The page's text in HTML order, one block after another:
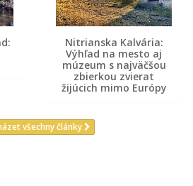
Nitrianska Kalvária:
Výhľad na mesto aj
múzeum s najväčšou
zbierkou zvierat
žijúcich mimo Európy
všechny články